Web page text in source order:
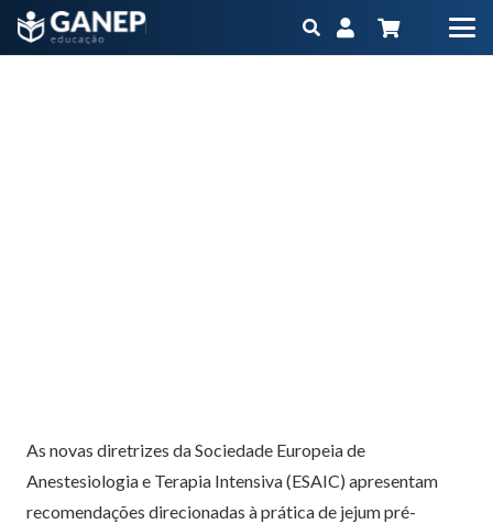
As novas diretrizes da Sociedade Europeia de
Anestesiologia e Terapia Intensiva (ESAIC) apresentam
recomendações direcionadas à prática de jejum pré-